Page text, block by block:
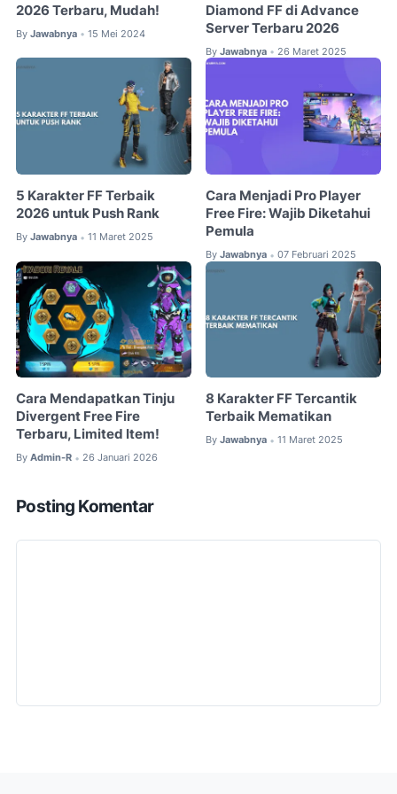
2026 Terbaru, Mudah!
By Jawabnya • 15 Mei 2024
Diamond FF di Advance
Server Terbaru 2026
By Jawabnya • 26 Maret 2025
5 Karakter FF Terbaik
2026 untuk Push Rank
By Jawabnya • 11 Maret 2025
Cara Menjadi Pro Player
Free Fire: Wajib Diketahui
Pemula
By Jawabnya • 07 Februari 2025
Cara Mendapatkan Tinju
Divergent Free Fire
Terbaru, Limited Item!
By Admin-R • 26 Januari 2026
8 Karakter FF Tercantik
Terbaik Mematikan
By Jawabnya • 11 Maret 2025
Posting Komentar